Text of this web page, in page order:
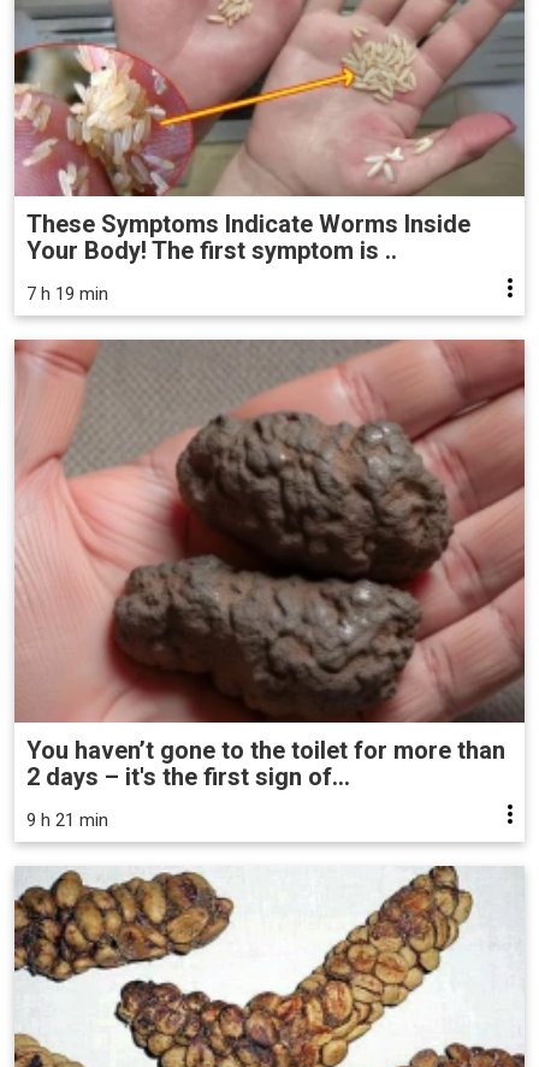
These Symptoms Indicate Worms Inside
Your Body! The first symptom is ..
7 h 19 min
You haven’t gone to the toilet for more than
2 days – it's the first sign of...
9 h 21 min